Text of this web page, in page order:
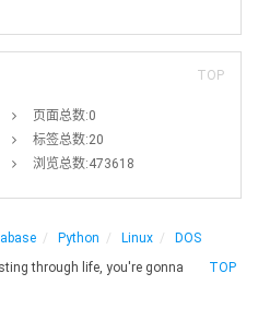
TOP
页面总数:0
标签总数:20
浏览总数:473618
Python Linux
DOS
TOP
through life, you're gonna